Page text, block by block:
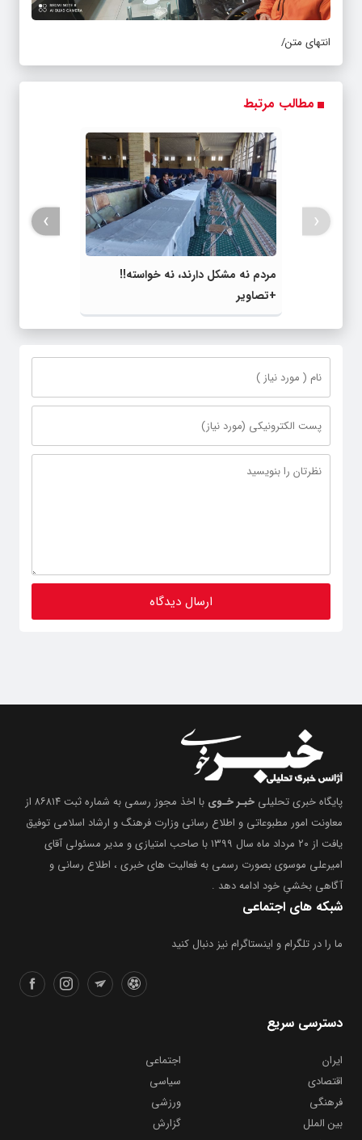
انتهای متن/
مطالب مرتبط
مردم نه مشکل دارند، نه خواسته!!
+تصاویر
‹
›
پایگاه خبری تحلیلی خبـر خـوی
با اخذ مجوز رسمی به شماره ثبت ۸۶۸۱۴ از
معاونت امور مطبوعاتی و اطلاع رسانی وزارت فرهنگ و ارشاد اسلامی توفیق
یافت از ۲۰ مرداد ماه سال ۱۳۹۹ با صاحب امتیازی و مدیر مسئولی آقای
امیرعلی موسوی بصورت رسمی به فعالیت های خبری ، اطلاع رسانی و
آگاهی بخشیِ خود ادامه دهد .
شبکه های اجتماعی
ما را در تلگرام و اینستاگرام نیز دنبال کنید
دسترسی سریع
ایران
اجتماعی
اقتصادی
سیاسی
فرهنگی
ورزشی
بین الملل
گزارش